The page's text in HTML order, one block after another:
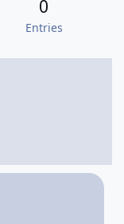
0
Entries